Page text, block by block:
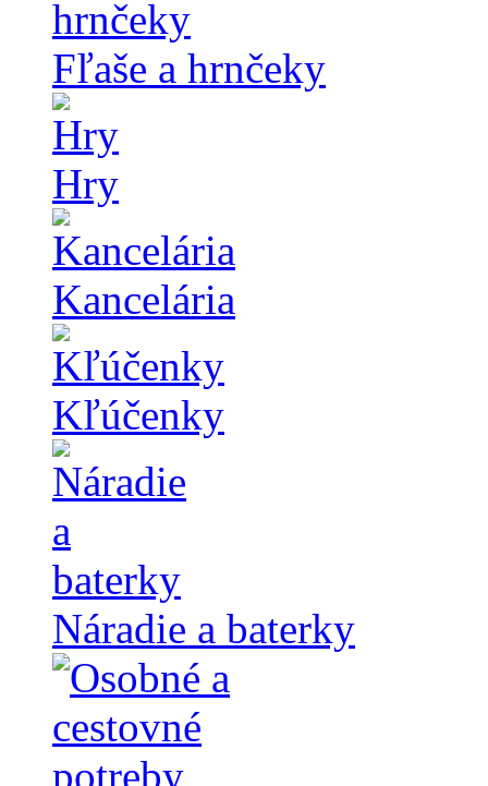
Fľaše a hrnčeky
Hry
Kancelária
Kľúčenky
Náradie a baterky